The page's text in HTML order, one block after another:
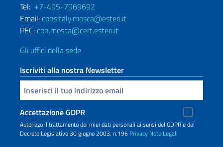
Tel: +7-495-7969692
Email: consitaly.mosca@esteri.it
PEC: con.mosca@cert.esteri.it
Gli uffici della sede
Iscriviti alla nostra Newsletter
Inserisci la tua email
Accettazione GDPR
Autorizzo il trattamento dei miei dati personali ai sensi del GDPR e del
Decreto Legislativo 30 giugno 2003, n.196 Privacy Note Legali